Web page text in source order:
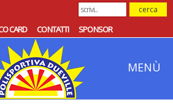
CARD CONTATTI SPONSOR
MENÙ